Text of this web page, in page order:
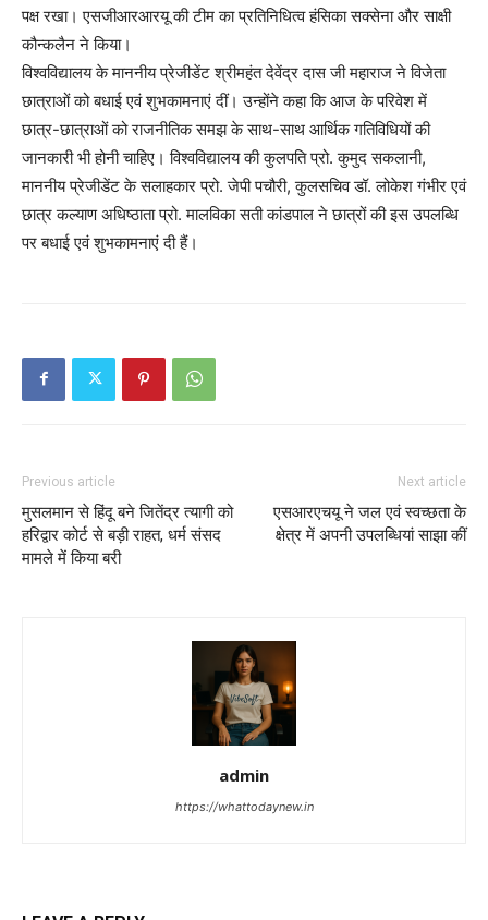
पक्ष रखा। एसजीआरआरयू की टीम का प्रतिनिधित्व हंसिका सक्सेना और साक्षी
कौन्कलैन ने किया।
विश्वविद्यालय के माननीय प्रेजीडेंट श्रीमहंत देवेंद्र दास जी महाराज ने विजेता
छात्राओं को बधाई एवं शुभकामनाएं दीं। उन्होंने कहा कि आज के परिवेश में
छात्र-छात्राओं को राजनीतिक समझ के साथ-साथ आर्थिक गतिविधियों की
जानकारी भी होनी चाहिए। विश्वविद्यालय की कुलपति प्रो. कुमुद सकलानी,
माननीय प्रेजीडेंट के सलाहकार प्रो. जेपी पचौरी, कुलसचिव डॉ. लोकेश गंभीर एवं
छात्र कल्याण अधिष्ठाता प्रो. मालविका सती कांडपाल ने छात्रों की इस उपलब्धि
पर बधाई एवं शुभकामनाएं दी हैं।
Previous article
मुसलमान से हिंदू बने जितेंद्र त्यागी को
हरिद्वार कोर्ट से बड़ी राहत, धर्म संसद
मामले में किया बरी
Next article
एसआरएचयू ने जल एवं स्वच्छता के
क्षेत्र में अपनी उपलब्धियां साझा कीं
admin
https://whattodaynew.in